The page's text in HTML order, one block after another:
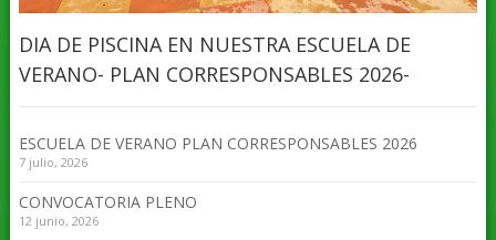
DIA DE PISCINA EN NUESTRA ESCUELA DE
VERANO- PLAN CORRESPONSABLES 2026-
ESCUELA DE VERANO PLAN CORRESPONSABLES 2026
7 julio, 2026
CONVOCATORIA PLENO
12 junio, 2026